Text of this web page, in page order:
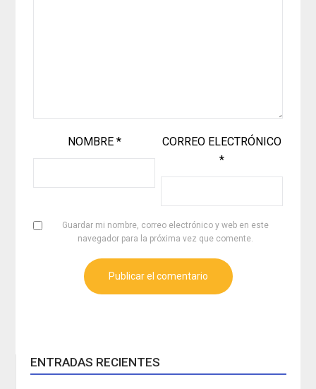
NOMBRE *
CORREO ELECTRÓNICO
*
Guardar mi nombre, correo electrónico y web en este
navegador para la próxima vez que comente.
ENTRADAS RECIENTES